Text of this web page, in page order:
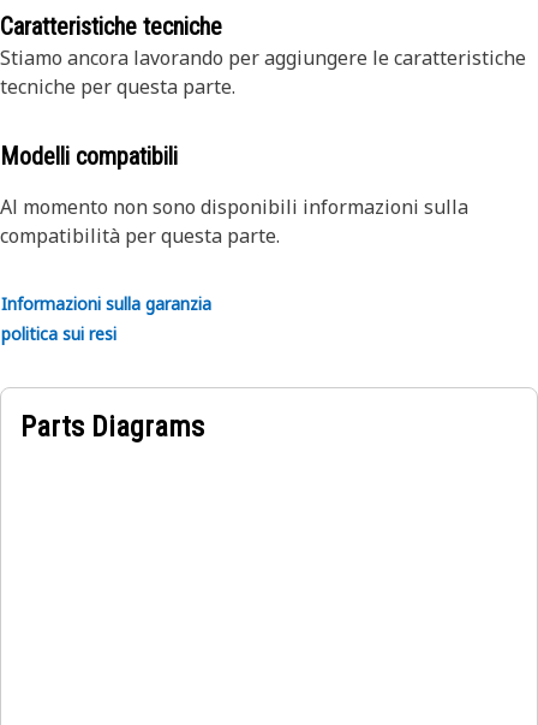
Caratteristiche tecniche
Stiamo ancora lavorando per aggiungere le caratteristiche
tecniche per questa parte.
Modelli compatibili
Al momento non sono disponibili informazioni sulla
compatibilità per questa parte.
Informazioni sulla garanzia
politica sui resi
Parts Diagrams